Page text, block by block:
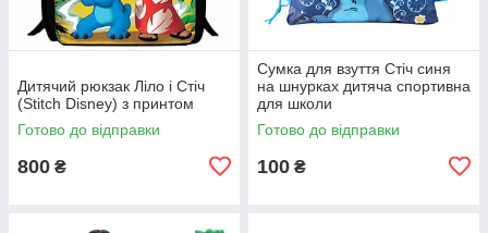
Дитячий рюкзак Ліло і Стіч
(Stitch Disney) з принтом
Готово до відправки
800 ₴
Сумка для взуття Стіч синя
на шнурках дитяча спортивна
для школи
Готово до відправки
100 ₴